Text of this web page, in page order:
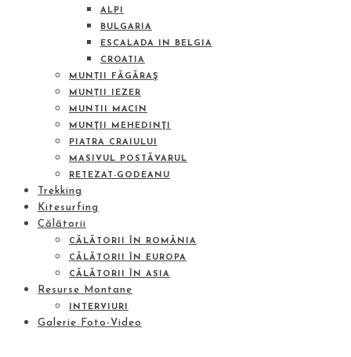
ALPI
BULGARIA
ESCALADA IN BELGIA
CROATIA
MUNȚII FĂGĂRAŞ
MUNȚII IEZER
MUNTII MACIN
MUNŢII MEHEDINŢI
PIATRA CRAIULUI
MASIVUL POSTĂVARUL
RETEZAT-GODEANU
Trekking
Kitesurfing
Călătorii
CĂLĂTORII ÎN ROMÂNIA
CĂLĂTORII ÎN EUROPA
CĂLĂTORII ÎN ASIA
Resurse Montane
INTERVIURI
Galerie Foto-Video